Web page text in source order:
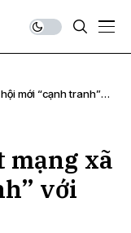
mới “cạnh tranh”
mạng xã
với